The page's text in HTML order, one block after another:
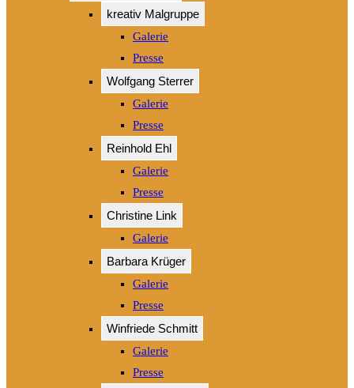
kreativ Malgruppe
Galerie
Presse
Wolfgang Sterrer
Galerie
Presse
Reinhold Ehl
Galerie
Presse
Christine Link
Galerie
Barbara Krüger
Galerie
Presse
Winfriede Schmitt
Galerie
Presse